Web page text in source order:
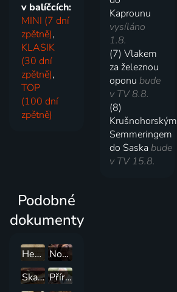
v balíčcích:
MINI (7 dní
zpětně),
KLASIK
(30 dní
zpětně),
TOP
(100 dní
zpětně)
Kaprounu
vysíláno
1.8.
(7) Vlakem
za železnou
oponubude
v TV 8.8.
(8)
Krušnohorským
Semmeringem
do Saskabude
v TV 15.8.
Podobné
dokumenty
Herčivald
Nová zpráva z konce světa
Skandál zamilovaného špióna
Přírodní kuriozity Davida Attenborougha